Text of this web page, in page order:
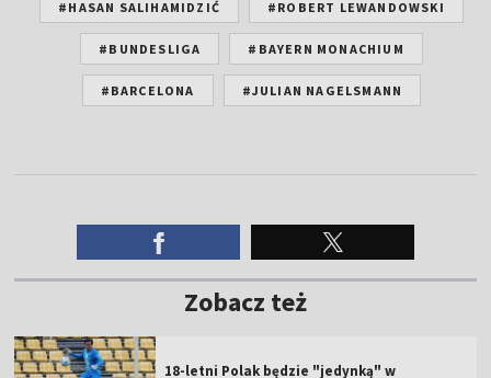
#HASAN SALIHAMIDZIĆ #ROBERT LEWANDOWSKI
#BUNDESLIGA #BAYERN MONACHIUM
#BARCELONA #JULIAN NAGELSMANN
Zobacz też
18-letni Polak będzie "jedynką" w